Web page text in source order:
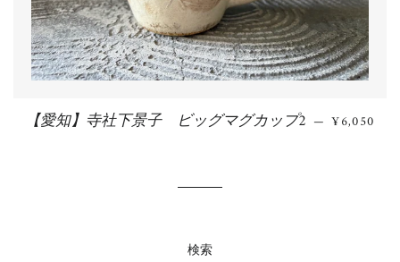
【愛知】寺社下景子 ビッグマグカップ2 — 通常価格
¥6,050
検索